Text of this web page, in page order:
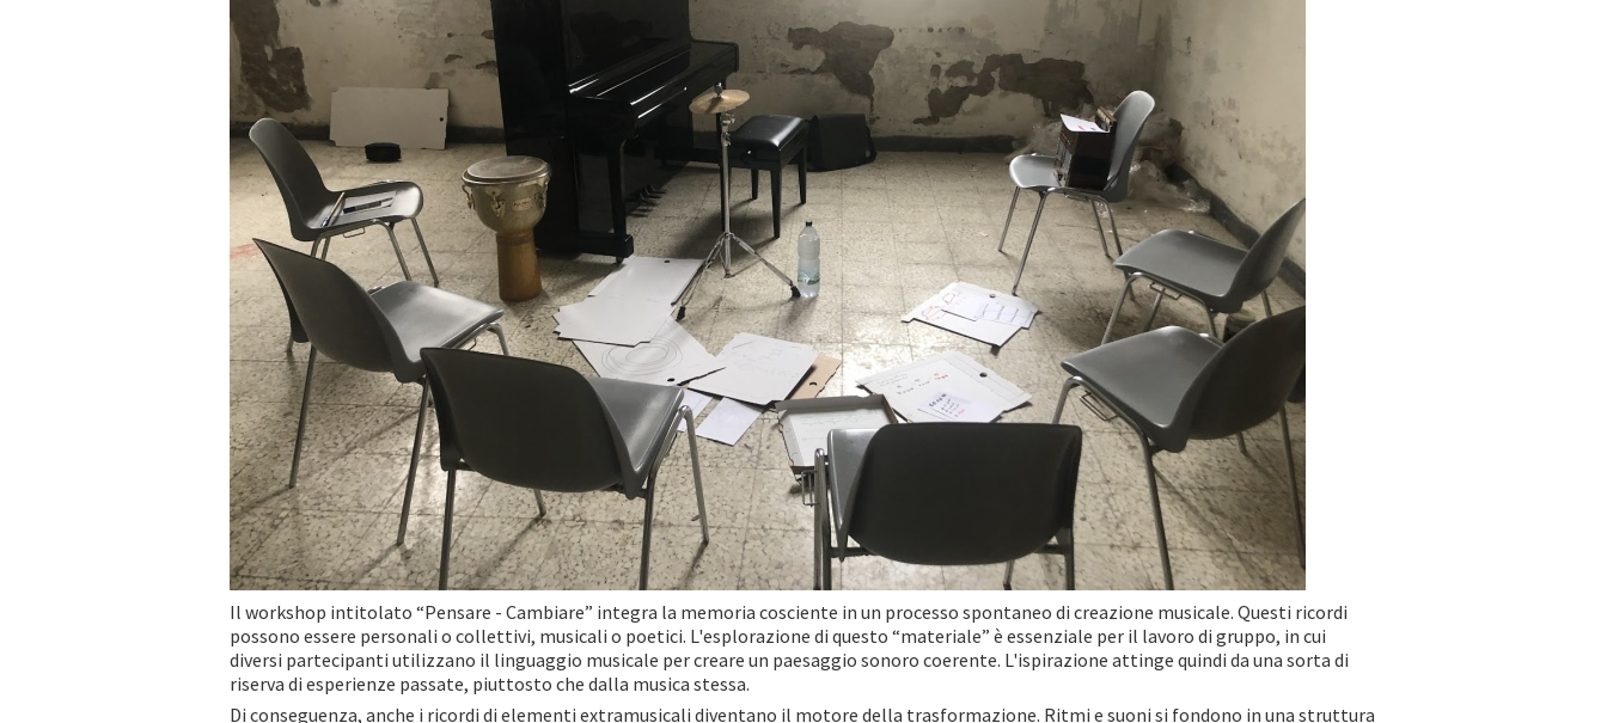
Il workshop intitolato “Pensare - Cambiare” integra la memoria cosciente in un processo spontaneo di creazione musicale. Questi ricordi
possono essere personali o collettivi, musicali o poetici. L'esplorazione di questo “materiale” è essenziale per il lavoro di gruppo, in cui
diversi partecipanti utilizzano il linguaggio musicale per creare un paesaggio sonoro coerente. L'ispirazione attinge quindi da una sorta di
riserva di esperienze passate, piuttosto che dalla musica stessa.
Di conseguenza, anche i ricordi di elementi extramusicali diventano il motore della trasformazione. Ritmi e suoni si fondono in una struttura